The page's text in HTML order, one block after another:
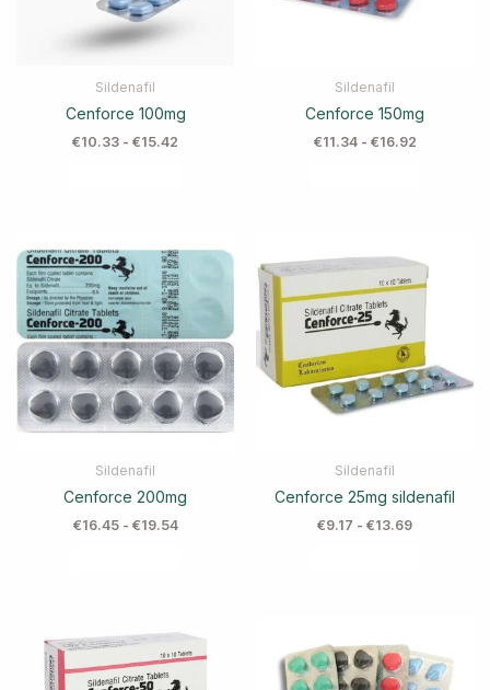
Sildenafil
Cenforce 100mg
€10.33 - €15.42
Sildenafil
Cenforce 150mg
€11.34- €16.92
Sildenafil
Cenforce 200mg
€16.45- €19.54
Sildenafil
Cenforce 25mg sildenafil
€9.17 - €13.69